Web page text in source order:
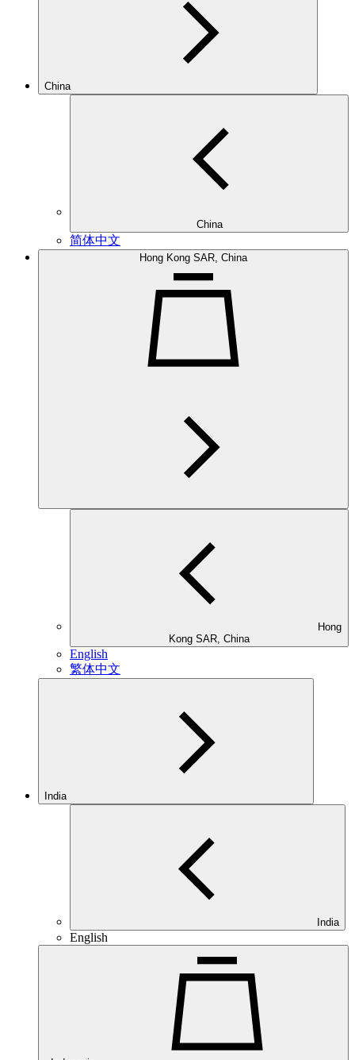
China
China
简体中文
Hong Kong SAR, China
Kong SAR, China
English
繁体中文
India
India
English